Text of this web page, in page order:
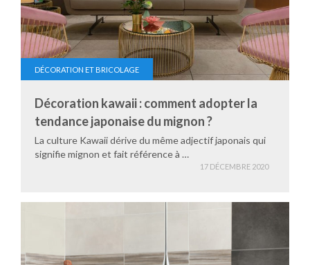
DÉCORATION ET BRICOLAGE
Décoration kawaii : comment adopter la
tendance japonaise du mignon ?
La culture Kawaii dérive du même adjectif japonais qui
signifie mignon et fait référence à …
17 DÉCEMBRE 2020